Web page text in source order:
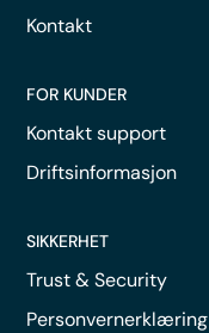
Kontakt
FOR KUNDER
Kontakt support
Driftsinformasjon
SIKKERHET
Trust & Security
Personvernerklæring